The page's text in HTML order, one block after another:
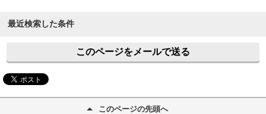
最近検索した条件
このページをメールで送る
このページの先頭へ